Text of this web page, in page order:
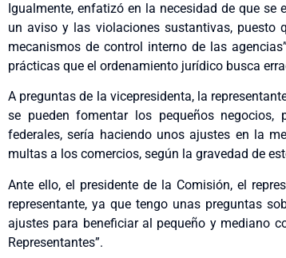
Igualmente, enfatizó en la necesidad de que
un aviso y las violaciones sustantivas, puesto
mecanismos de control interno de las
prácticas que el ordenamiento jurídico busca
A preguntas de la vicepresidenta, la
se pueden fomentar los pequeños negocios,
federales, sería haciendo unos ajustes en la
multas a los comercios, según la gravedad de
Ante ello, el presidente de la Comisión, el
representante, ya que tengo unas preguntas
ajustes para beneficiar al pequeño y mediano
Representantes”.